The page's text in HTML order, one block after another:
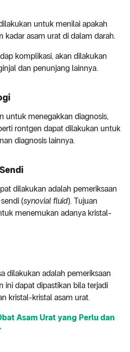
untuk menilai apakah
kadar asam urat di dalam darah.
komplikasi, akan dilakukan
dan penunjang lainnya.
untuk menegakkan diagnosis,
rontgen dapat dilakukan untuk
diagnosis lainnya.
dilakukan adalah pemeriksaan
(synovial fluid). Tujuan
menemukan adanya kristal-
dilakukan adalah pemeriksaan
ini dapat dipastikan bila terjadi
kristal-kristal asam urat.
Asam Urat yang Perlu dan